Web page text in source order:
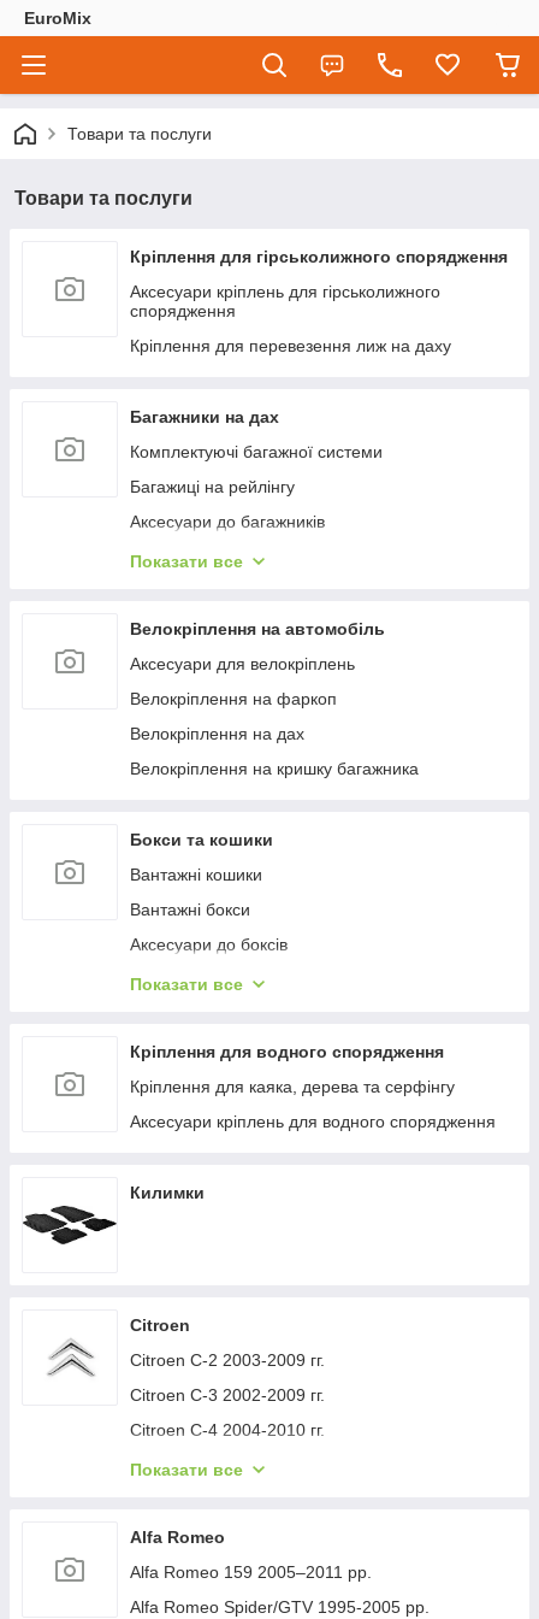
EuroMix
Товари та послуги
Товари та послуги
Кріплення для гірськолижного спорядження
Аксесуари кріплень для гірськолижного
спорядження
Кріплення для перевезення лиж на даху
Багажники на дах
Комплектуючі багажної системи
Багажиці на рейлінгу
Аксесуари до багажників
Багажиці в штатне місце
Багажиці на інтегровані рейлінги
Багажники на водості
Показати все
Велокріплення на автомобіль
Аксесуари для велокріплень
Велокріплення на фаркоп
Велокріплення на дах
Велокріплення на кришку багажника
Бокси та кошики
Вантажні кошики
Вантажні бокси
Аксесуари до боксів
Палатки на дах
Бокси на фаркоп
Показати все
Кріплення для водного спорядження
Кріплення для каяка, дерева та серфінгу
Аксесуари кріплень для водного спорядження
Килимки
Citroen
Citroen C-2 2003-2009 гг.
Citroen C-3 2002-2009 гг.
Citroen C-4 2004-2010 гг.
Citroen C-1 2005-2014 гг.
Citroen C-4 Picasso 2006-2013 гг.
Citroen Nemo 2007-2017 гг.
Citroen Berlingo 1996-2008 гг.
Показати все
Alfa Romeo
Alfa Romeo 159 2005–2011 рр.
Alfa Romeo Spider/GTV 1995-2005 рр.